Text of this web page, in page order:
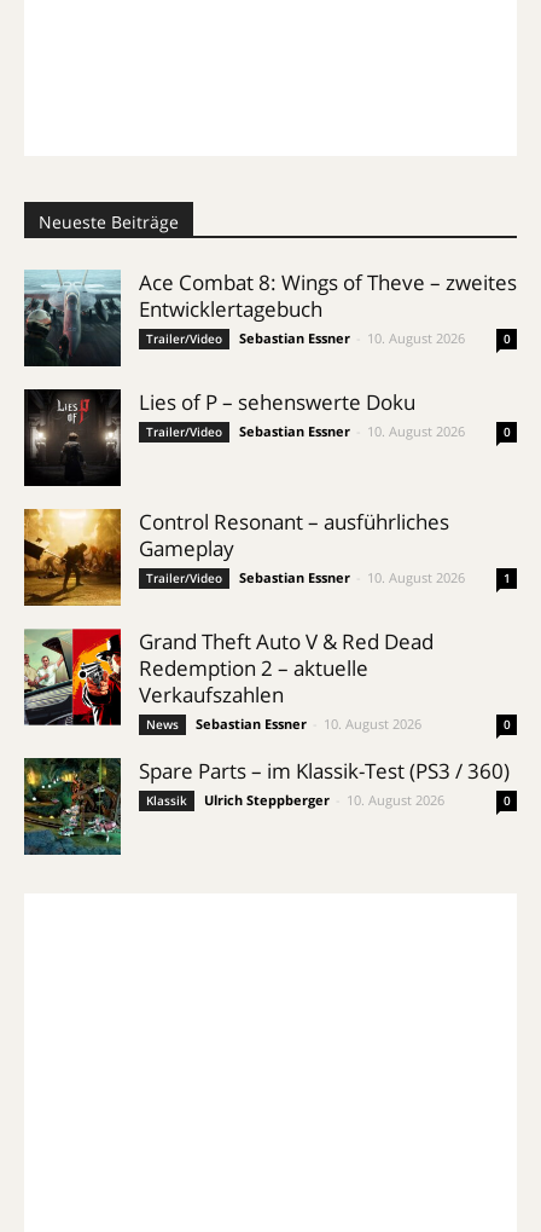
Neueste Beiträge
Ace Combat 8: Wings of Theve – zweites
Entwicklertagebuch
Trailer/Video Sebastian Essner 10. August 2026 0
Lies of P – sehenswerte Doku
Trailer/Video Sebastian Essner 10. August 2026 0
Control Resonant – ausführliches
Gameplay
Trailer/Video Sebastian Essner 10. August 2026 1
Grand Theft Auto V & Red Dead
Redemption 2 – aktuelle
Verkaufszahlen
News Sebastian Essner 10. August 2026 0
Spare Parts – im Klassik-Test (PS3 / 360)
Klassik Ulrich Steppberger 10. August 2026 0